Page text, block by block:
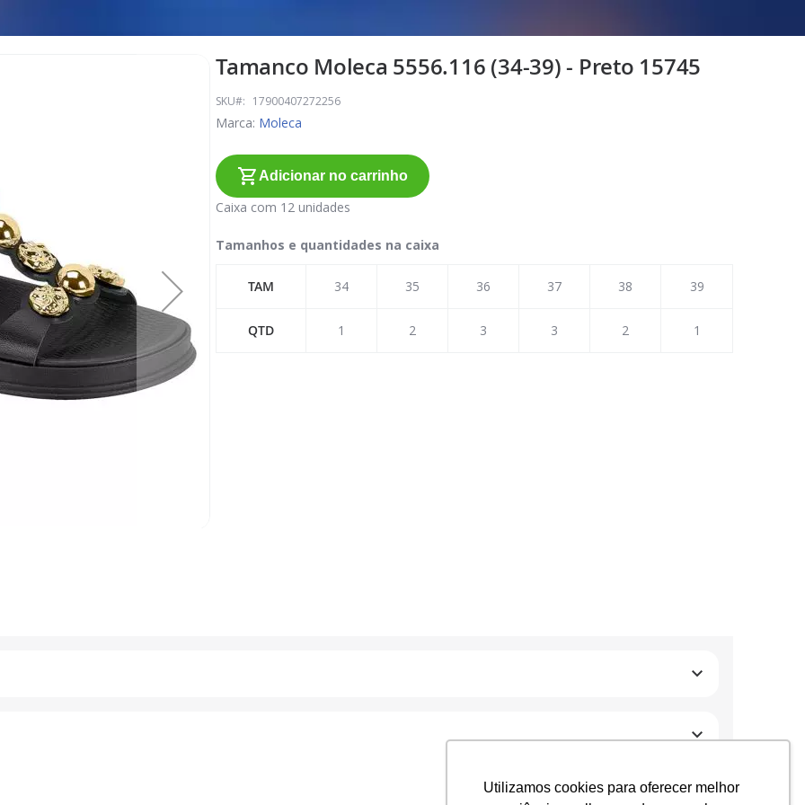
Utilizamos cookies para oferecer melhor
Tamanco Moleca 5556.116 (34-39) - Preto 15745
SKU 17900407272256
Marca: Moleca
Adicionar no carrinho
Caixa com 12 unidades
Tamanhos e quantidades na caixa
TAM 34 35 36 37 38 39
QTD 1 2 3 3 2 1